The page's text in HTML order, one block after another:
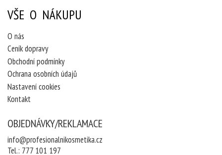
VŠE O NÁKUPU
O nás
Ceník dopravy
Obchodní podmínky
Ochrana osobních údajů
Nastavení cookies
Kontakt
OBJEDNÁVKY/REKLAMACE
info@profesionalnikosmetika.cz
Tel.: 777 101 197